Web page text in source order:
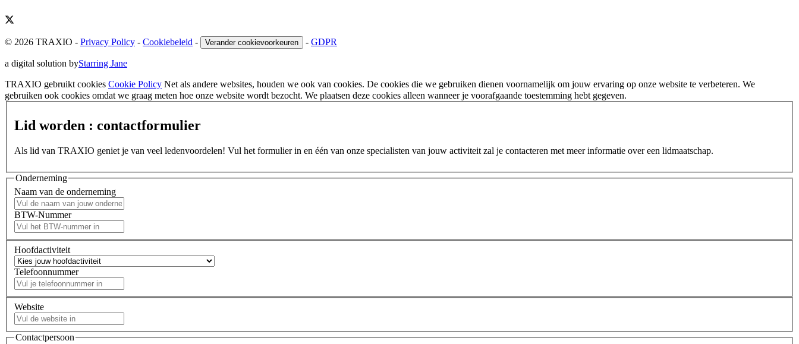
© 2026 TRAXIO - Privacy Policy - Cookiebeleid - Verander cookievoorkeuren - GDPR
a digital solution byStarring Jane
TRAXIO gebruikt cookies Cookie Policy Net als andere websites, houden we ook van cookies. De cookies die we gebruiken dienen voornamelijk om jouw ervaring op onze website te verbeteren. We
gebruiken ook cookies omdat we graag meten hoe onze website wordt bezocht. We plaatsen deze cookies alleen wanneer je voorafgaande toestemming hebt gegeven.
Lid worden : contactformulier
Als lid van TRAXIO geniet je van veel ledenvoordelen! Vul het formulier in en één van onze specialisten van jouw activiteit zal je contacteren met meer informatie over een lidmaatschap.
Onderneming
Naam van de onderneming
BTW-Nummer
Hoofdactiviteit
Telefoonnummer
Website
Contactpersoon